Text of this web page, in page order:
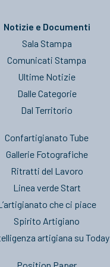
Notizie e Documenti
Sala Stampa
Comunicati Stampa
Ultime Notizie
Dalle Categorie
Dal Territorio
Confartigianato Tube
Gallerie Fotografiche
Ritratti del Lavoro
Linea verde Start
che ci piace
Spirito Artigiano
artigiana su Today